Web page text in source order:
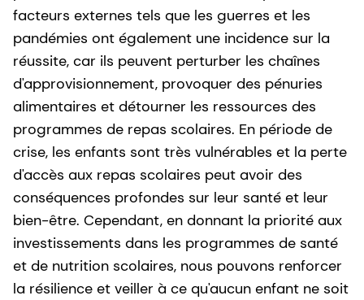
facteurs externes tels que les guerres et les
pandémies ont également une incidence sur la
réussite, car ils peuvent perturber les chaînes
d'approvisionnement, provoquer des pénuries
alimentaires et détourner les ressources des
programmes de repas scolaires. En période de
crise, les enfants sont très vulnérables et la perte
d'accès aux repas scolaires peut avoir des
conséquences profondes sur leur santé et leur
bien-être. Cependant, en donnant la priorité aux
investissements dans les programmes de santé
et de nutrition scolaires, nous pouvons renforcer
la résilience et veiller à ce qu'aucun enfant ne soit